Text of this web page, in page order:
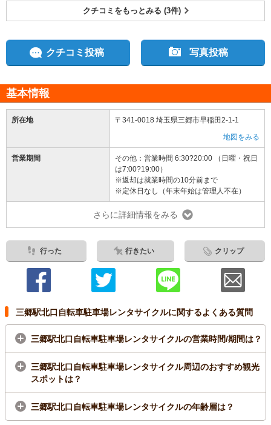
クチコミをもっとみる (3件)
クチコミ投稿 写真投稿
基本情報
所在地
〒341-0018 埼玉県三郷市早稲田2-1-1
地図をみる
営業期間
その他：営業時間 6:30?20:00 （日曜・祝日
は7:00?19:00）
※返却は就業時間の10分前まで
※定休日なし（年末年始は管理人不在）
さらに詳細情報をみる
行った 行きたい クリップ
三郷駅北口自転車駐車場レンタサイクルに関するよくある質問
三郷駅北口自転車駐車場レンタサイクルの営業時間/期間は？
三郷駅北口自転車駐車場レンタサイクル周辺のおすすめ観光
スポットは？
三郷駅北口自転車駐車場レンタサイクルの年齢層は？